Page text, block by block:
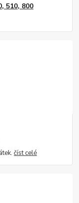
510, 800
číst celé